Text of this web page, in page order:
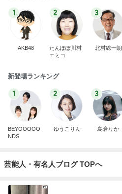
1
AKB48
2
たんぽぽ川村
エミコ
3
北村総一朗
新登場ランキング
1
BEYOOOOO
NDS
2
ゆうこりん
3
島倉りか
芸能人・有名人ブログ TOPへ